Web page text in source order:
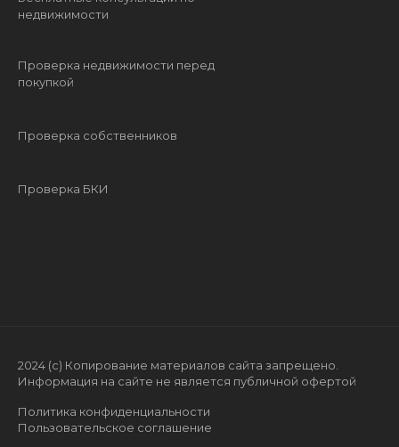
недвижимости
Проверка недвижимости перед
покупкой
Проверка собственников
Проверка БКИ
2024 (с) Копирование материалов сайта запрещено.
Информация на сайте не является публичной офертой
Политика конфиденциальности
Пользовательское соглашение